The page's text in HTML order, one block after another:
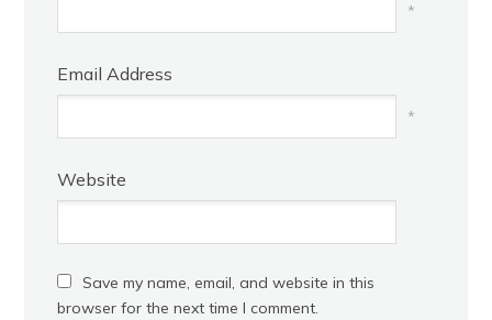
*
Email Address
*
Website
Save my name, email, and website in this
browser for the next time I comment.